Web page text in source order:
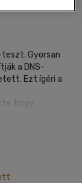
teszt. Gyorsan
a DNS-
Ezt ígéri a
hogy
a lelki
a DNS-
állították a
és